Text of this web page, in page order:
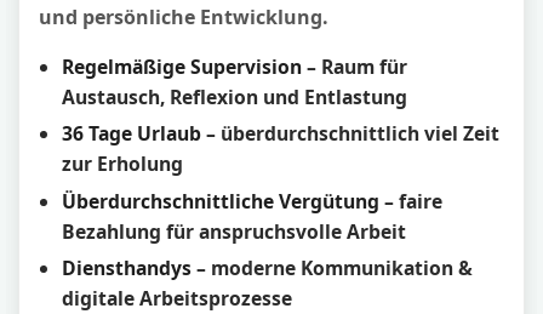
und persönliche Entwicklung.
Regelmäßige Supervision– Raum für
Austausch, Reflexion und Entlastung
36 Tage Urlaub– überdurchschnittlich viel Zeit
zur Erholung
Überdurchschnittliche Vergütung – faire
Bezahlung für anspruchsvolle Arbeit
Diensthandys– moderne Kommunikation &
digitale Arbeitsprozesse